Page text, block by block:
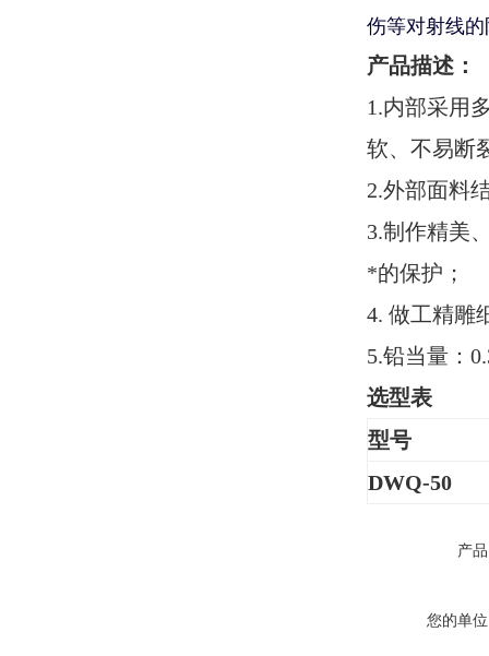
伤等对射线
产品描述：
1.内部采用
软、不易断
2.外部面料
3.制作精美
*的保护；
4. 做工精雕
5.铅当量：
选型表
型号
DWQ-50
产
您的单